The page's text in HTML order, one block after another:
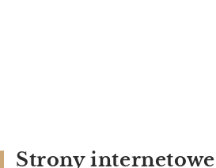
Strony